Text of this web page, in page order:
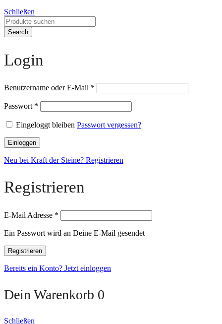
Schließen
Search
Login
Benutzername oder E-Mail *
Passwort *
Eingeloggt bleiben Passwort vergessen?
Einloggen
Neu bei Kraft der Steine? Registrieren
Registrieren
E-Mail Adresse *
Ein Passwort wird an Deine E-Mail gesendet
Registrieren
Bereits ein Konto? Jetzt einloggen
Dein Warenkorb 0
Schließen